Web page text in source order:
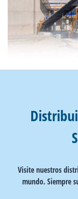
Visite nuestros
mundo. Siempre